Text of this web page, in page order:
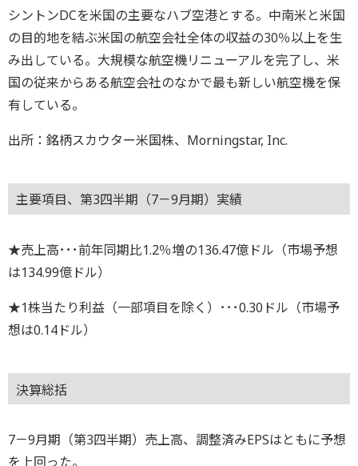
シントンDCを米国の主要なハブ空港とする。中南米と米国
の目的地を結ぶ米国の航空会社全体の収益の30％以上を生
み出している。大規模な航空機リニューアルを完了し、米
国の従来からある航空会社のなかで最も新しい航空機を保
有している。
出所：銘柄スカウター米国株、Morningstar, Inc.
主要項目、第3四半期（7－9月期）実績
★売上高･･･前年同期比1.2％増の136.47億ドル（市場予想
は134.99億ドル）
★1株当たり利益（一部項目を除く）･･･0.30ドル（市場予
想は0.14ドル）
決算総括
7－9月期（第3四半期）売上高、調整済みEPSはともに予想
を上回った。